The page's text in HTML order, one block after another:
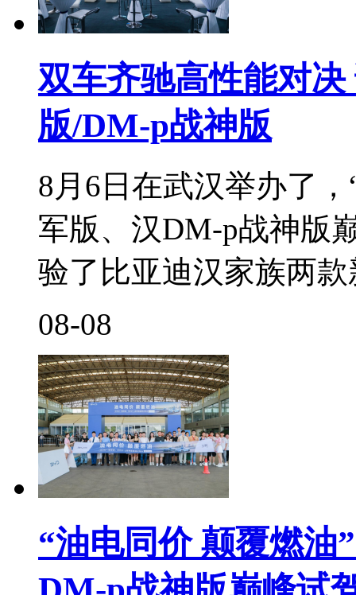
双车齐驰高性能对
版/DM-p战神版
8月6日在武汉举办了
军版、汉DM-p战神版
验了比亚迪汉家族两
08-08
“油电同价 颠覆燃油